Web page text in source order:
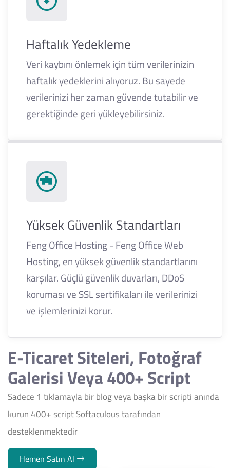
Haftalık Yedekleme
Veri kaybını önlemek için tüm verilerinizin
haftalık yedeklerini alıyoruz. Bu sayede
verilerinizi her zaman güvende tutabilir ve
gerektiğinde geri yükleyebilirsiniz.
Yüksek Güvenlik Standartları
Feng Office Hosting - Feng Office Web
Hosting, en yüksek güvenlik standartlarını
karşılar. Güçlü güvenlik duvarları, DDoS
koruması ve SSL sertifikaları ile verilerinizi
ve işlemlerinizi korur.
E-Ticaret Siteleri, Fotoğraf
Galerisi Veya 400+ Script
Sadece 1 tıklamayla bir blog veya başka bir scripti anında
kurun 400+ script Softaculous tarafından
desteklenmektedir
Hemen Satın Al